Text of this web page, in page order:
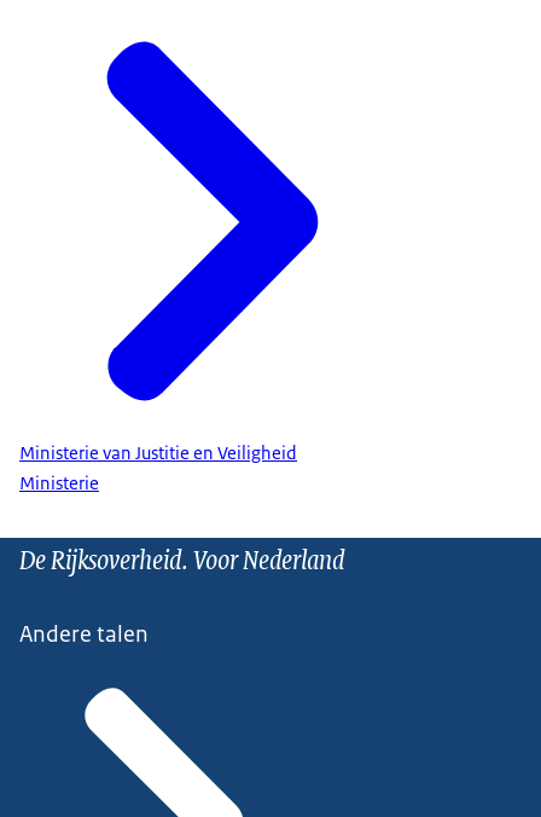
Ministerie van Justitie en Veiligheid
Ministerie
De Rijksoverheid. Voor Nederland
Andere talen